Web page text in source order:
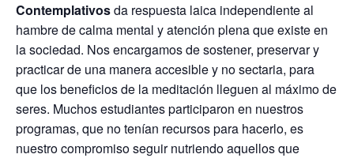
Contemplativosda respuesta laica independiente al
hambre de calma mental y atención plena que existe en
la sociedad. Nos encargamos de sostener, preservar y
practicar de una manera accesible y no sectaria, para
que los beneficios de la meditación lleguen al máximo de
seres. Muchos estudiantes participaron en nuestros
programas, que no tenían recursos para hacerlo, es
nuestro compromiso seguir nutriendo aquellos que